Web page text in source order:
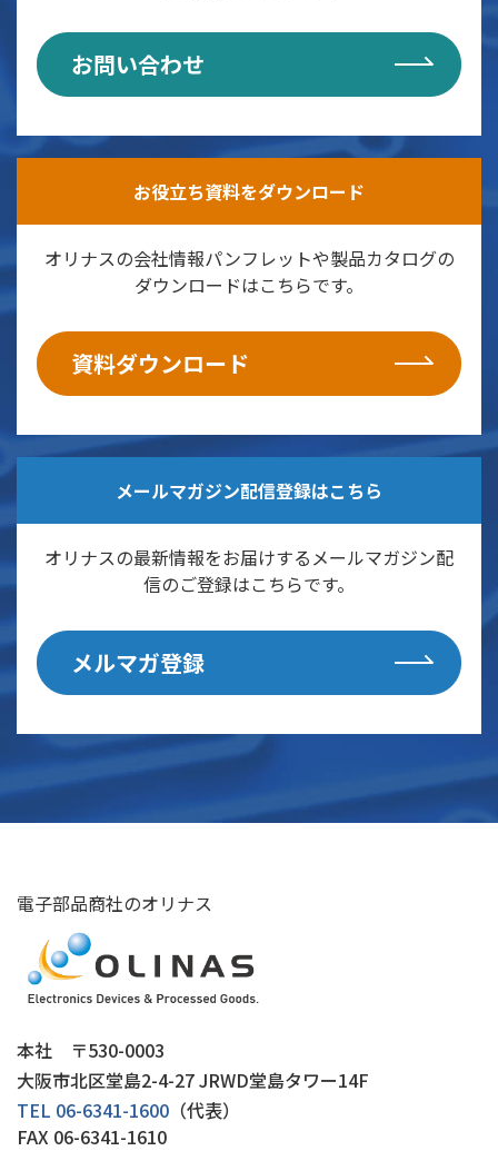
お問い合わせ
お役立ち資料をダウンロード
オリナスの会社情報パンフレットや製品カタログの
ダウンロードはこちらです。
資料ダウンロード
メールマガジン配信登録はこちら
オリナスの最新情報をお届けするメールマガジン配
信のご登録はこちらです。
メルマガ登録
電子部品商社のオリナス
本社 〒530-0003
大阪市北区堂島2-4-27 JRWD堂島タワー14F
TEL 06-6341-1600 （代表）
FAX 06-6341-1610